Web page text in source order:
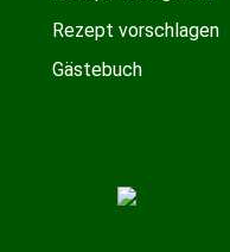
Rezept vorschlagen
Gästebuch